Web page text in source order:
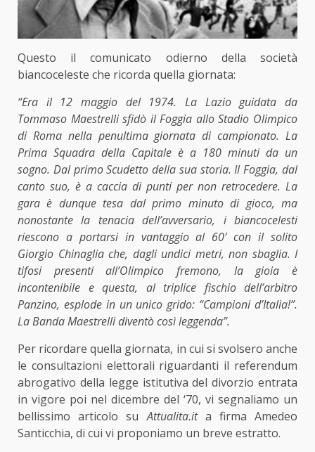
Questo ilcomunicato odierno della società
biancoceleste che ricorda quella giornata:
“Era il 12 maggio del 1974. La Lazio guidata da
Tommaso Maestrelli sfidò il Foggia allo Stadio Olimpico
di Roma nella penultima giornata di campionato. La
Prima Squadra della Capitale è a 180 minuti da un
sogno. Dal primo Scudetto della sua storia. Il Foggia, dal
canto suo, è a caccia di punti per non retrocedere. La
gara è dunque tesa dal primo minuto di gioco, ma
nonostante la tenacia dell’avversario, i biancocelesti
riescono a portarsi in vantaggio al 60′ con il solito
Giorgio Chinaglia che, dagli undici metri, non sbaglia. I
tifosi presenti all’Olimpico fremono, la gioia è
incontenibile e questa, al triplice fischio dell’arbitro
Panzino, esplode in un unico grido: “Campioni d’Italia!”.
La Banda Maestrelli diventò così leggenda”.
Per ricordare quella giornata, in cui si svolsero anche
le consultazioni elettorali riguardanti il referendum
abrogativo della legge istitutiva del divorzio entrata
in vigore poi nel dicembre del ‘70, vi segnaliamo un
bellissimo articolo suAttualita.it a firma Amedeo
Santicchia, di cui vi proponiamo un breve estratto.